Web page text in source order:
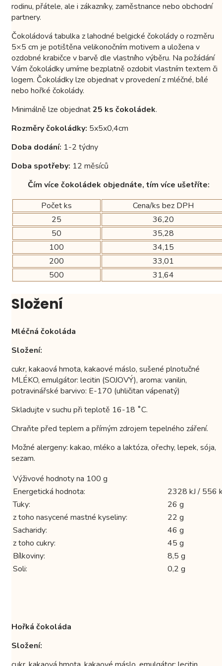
rodinu, přátele, ale i zákazníky, zaměstnance nebo obchodní
partnery.
Čokoládová tabulka z lahodné belgické čokolády o rozměru
5×5 cm je potištěna velikonočním motivem a uložena v
ozdobné krabičce v barvě dle vlastního výběru. Na požádání
Vám čokoládky umíme bezplatně ozdobit vlastním textem či
logem. Čokoládky lze objednat v provedení z mléčné, bílé
nebo hořké čokolády.
Minimálně lze objednat25 ks čokoládek.
Rozměry čokoládky: 5x5x0,4cm
Doba dodání: 1-2 týdny
Doba spotřeby: 12 měsíců
Čím více čokoládek objednáte, tím více ušetříte:
Počet ks
Cena/ks bez DPH
25
36,20
50
35,28
100
34,15
200
33,01
500
31,64
Složení
Mléčná čokoláda
Složení:
cukr, kakaová hmota, kakaové máslo, sušené plnotučné
MLÉKO, emulgátor: lecitin (SOJOVÝ), aroma: vanilin,
potravinářské barvivo: E-170 (uhličitan vápenatý)
Skladujte v suchu při teplotě 16-18 ˚C.
Chraňte před teplem a přímým zdrojem tepelného záření.
Možné alergeny: kakao, mléko a laktóza, ořechy, lepek, sója,
sezam.
Výživové hodnoty na 100 g
Energetická hodnota:
2328 kJ / 556
Tuky:
26 g
z toho nasycené mastné kyseliny:
22 g
Sacharidy:
46 g
z toho cukry:
45 g
Bílkoviny:
8,5 g
Soli:
0,2 g
Hořká čokoláda
Složení: